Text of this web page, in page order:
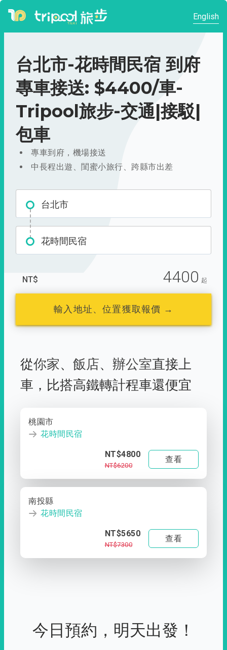
English
台北市-花時間民宿 到府
專車接送: $4400/車-
Tripool旅步-交通|接駁|
包車
專車到府，機場接送
中長程出遊、閨蜜小旅行、跨縣市出差
台北市
花時間民宿
NT$ 4400 起
輸入地址、位置獲取報價 →
從你家、 飯店、 辦公室直接上
車， 比搭高鐵轉計程車還便宜
桃園市
花時間民宿
NT$4800
NT$6200
查看
南投縣
花時間民宿
NT$5650
NT$7300
查看
今日預約，明天出發！